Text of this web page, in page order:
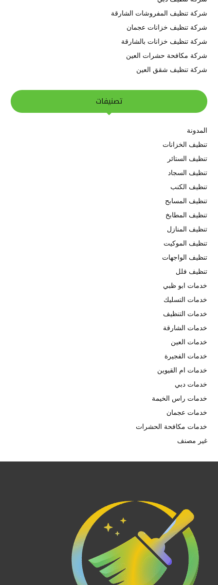
شركة تنظيف المفروشات الشارقة
شركة تنظيف خزانات عجمان
شركة تنظيف خزانات بالشارقة
شركة مكافحة حشرات العين
شركة تنظيف شقق العين
تصنيفات
المدونة
تنظيف الخزانات
تنظيف الستائر
تنظيف السجاد
تنظيف الكنب
تنظيف المسابح
تنظيف المطابخ
تنظيف المنازل
تنظيف الموكيت
تنظيف الواجهات
تنظيف فلل
خدمات ابو ظبي
خدمات التسليك
خدمات التنظيف
خدمات الشارقة
خدمات العين
خدمات الفجيرة
خدمات ام القيوين
خدمات دبي
خدمات راس الخيمة
خدمات عجمان
خدمات مكافحة الحشرات
غير مصنف